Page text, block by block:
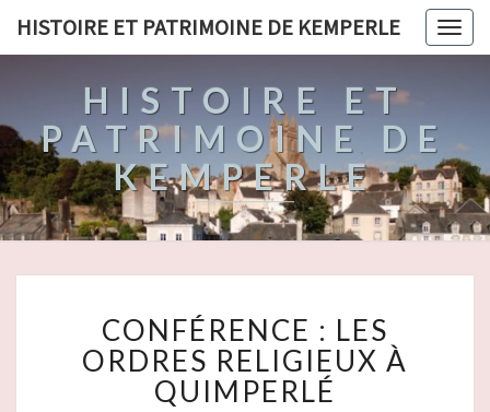
HISTOIRE ET PATRIMOINE DE KEMPERLE
HISTOIRE ET
PATRIMOINE DE
KEMPERLE
LES
ORDRES
RELIGIEUX
CONFÉRENCE : LES
ORDRES RELIGIEUX À
QUIMPERLÉ